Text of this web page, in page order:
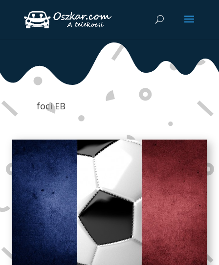
foci EB